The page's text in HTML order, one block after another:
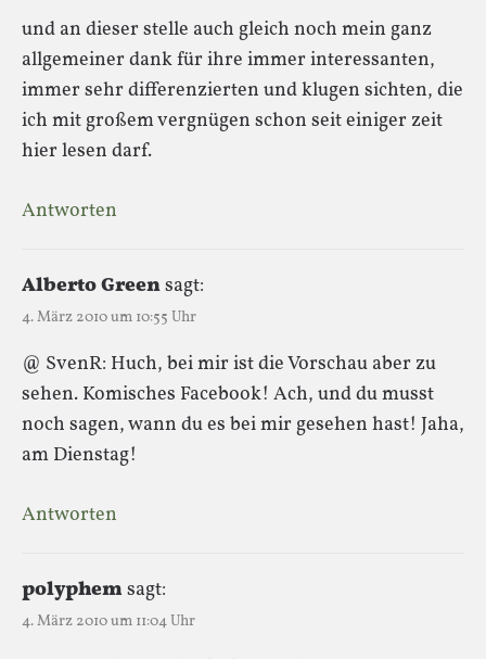
und an dieser stelle auch gleich noch mein ganz
allgemeiner dank für ihre immer interessanten,
immer sehr differenzierten und klugen sichten, die
ich mit großem vergnügen schon seit einiger zeit
hier lesen darf.
Antworten
Alberto Greensagt:
4. März 2010 um 10:55 Uhr
@ SvenR: Huch, bei mir ist die Vorschau aber zu
sehen. Komisches Facebook! Ach, und du musst
noch sagen, wann du es bei mir gesehen hast! Jaha,
am Dienstag!
Antworten
polyphemsagt:
4. März 2010 um 11:04 Uhr